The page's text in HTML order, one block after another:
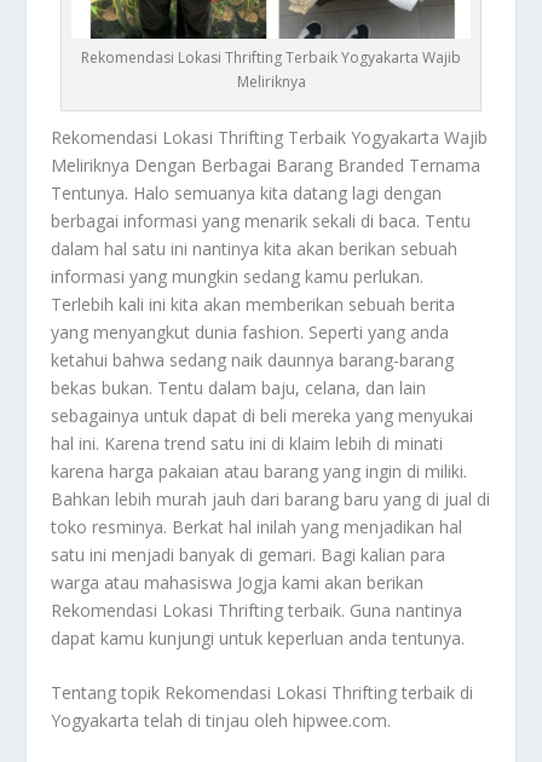
Rekomendasi Lokasi Thrifting Terbaik Yogyakarta Wajib
Meliriknya
Rekomendasi Lokasi Thrifting Terbaik Yogyakarta Wajib
Meliriknya Dengan Berbagai Barang Branded Ternama
Tentunya. Halo semuanya kita datang lagi dengan
berbagai informasi yang menarik sekali di baca. Tentu
dalam hal satu ini nantinya kita akan berikan sebuah
informasi yang mungkin sedang kamu perlukan.
Terlebih kali ini kita akan memberikan sebuah berita
yang menyangkut dunia fashion. Seperti yang anda
ketahui bahwa sedang naik daunnya barang-barang
bekas bukan. Tentu dalam baju, celana, dan lain
sebagainya untuk dapat di beli mereka yang menyukai
hal ini. Karena trend satu ini di klaim lebih di minati
karena harga pakaian atau barang yang ingin di miliki.
Bahkan lebih murah jauh dari barang baru yang di jual di
toko resminya. Berkat hal inilah yang menjadikan hal
satu ini menjadi banyak di gemari. Bagi kalian para
warga atau mahasiswa Jogja kami akan berikan
Rekomendasi Lokasi Thrifting terbaik. Guna nantinya
dapat kamu kunjungi untuk keperluan anda tentunya.
Tentang topik Rekomendasi Lokasi Thrifting terbaik di
Yogyakarta telah di tinjau oleh hipwee.com.